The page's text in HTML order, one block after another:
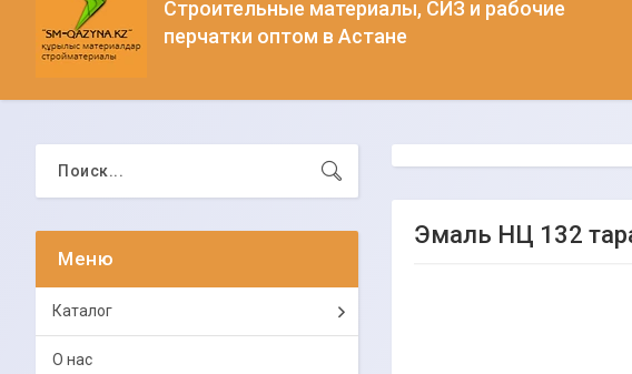
Строительные материалы, СИЗ и рабочие
перчатки оптом в Астане
Эмаль НЦ 132
Каталог
О нас